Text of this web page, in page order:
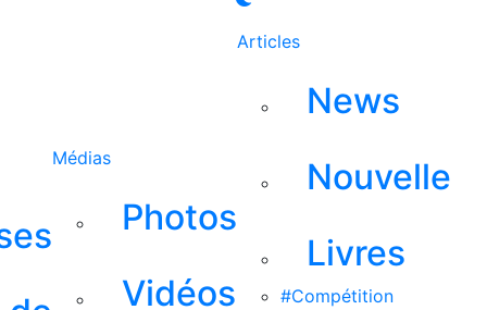
Médias
Photos
Vidéos
Articles
News
Nouvelle
Livres
#Compétition